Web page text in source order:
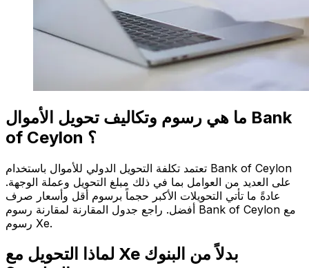
ما هي رسوم وتكاليف تحويل الأموال Bank
of Ceylon ؟
تعتمد تكلفة التحويل الدولي للأموال باستخدام Bank of Ceylon
على العديد من العوامل بما في ذلك مبلغ التحويل وعملة الوجهة.
عادةً ما تأتي التحويلات الأكبر حجماً برسوم أقل وأسعار صرف
أفضل. راجع جدول المقارنة لمقارنة رسوم Bank of Ceylon مع
رسوم Xe.
لماذا التحويل مع Xe بدلاً من البنوك